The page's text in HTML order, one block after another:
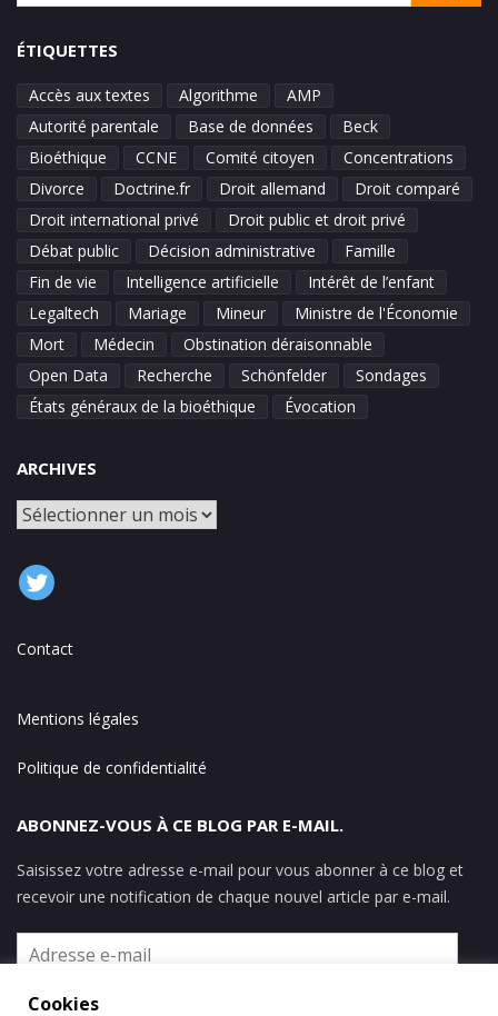
ÉTIQUETTES
Accès aux textes Algorithme
AMP
Autorité parentale
Base de données
Beck
Bioéthique
CCNE Comité citoyen
Concentrations
Divorce
Doctrine.fr Droit allemand
Droit comparé
Droit international privé
Droit public et droit privé
Débat public
Décision administrative
Famille
Fin de vie
Intelligence artificielle
Intérêt de l’enfant
Legaltech
Mariage Mineur
Ministre de l'Économie
Mort
Médecin
Obstination déraisonnable
Open Data
Recherche Schönfelder
Sondages
États généraux de la bioéthique
Évocation
ARCHIVES
Archives
Contact
Mentions légales
Politique de confidentialité
ABONNEZ-VOUS À CE BLOG PAR E-MAIL.
Saisissez votre adresse e-mail pour vous abonner à ce blog et
recevoir une notification de chaque nouvel article par e-mail.
Adresse
e-
mail
Cookies